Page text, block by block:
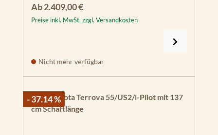
Regulärer Preis:
Ab2.409,00 €
Preise inkl. MwSt. zzgl. Versandkosten
Nicht mehr verfügbar
- 37.14 %